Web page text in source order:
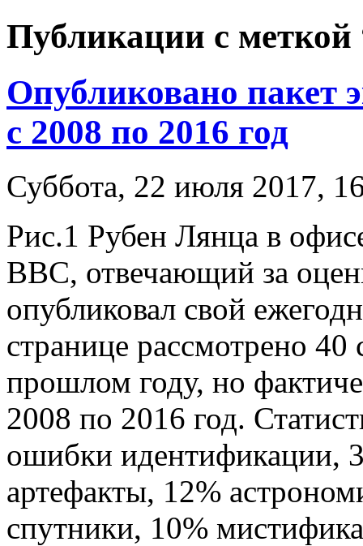
Публикации с меткой
Опубликовано пакет
с 2008 по 2016 год
Суббота, 22 июля 2017,
Рис.1 Рубен Лянца в
ВВС, отвечающий за
опубликовал свой
странице рассмотрено 40
прошлом году, но
2008 по 2016 год.
ошибки идентификации,
артефакты, 12%
спутники, 10%